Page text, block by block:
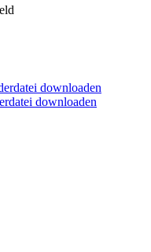
downloaden
downloaden